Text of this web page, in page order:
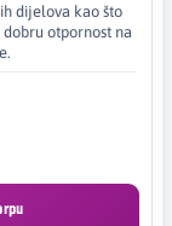
dijelova kao što
otpornost na